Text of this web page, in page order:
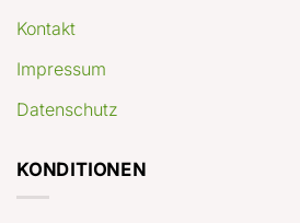
Kontakt
Impressum
Datenschutz
KONDITIONEN